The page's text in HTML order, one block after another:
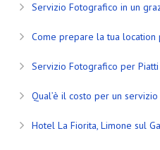
Servizio Fotografico in un
Come prepare la tua
Servizio Fotografico per Piatti
Qual’è il costo per un
Hotel La Fiorita, Limone sul